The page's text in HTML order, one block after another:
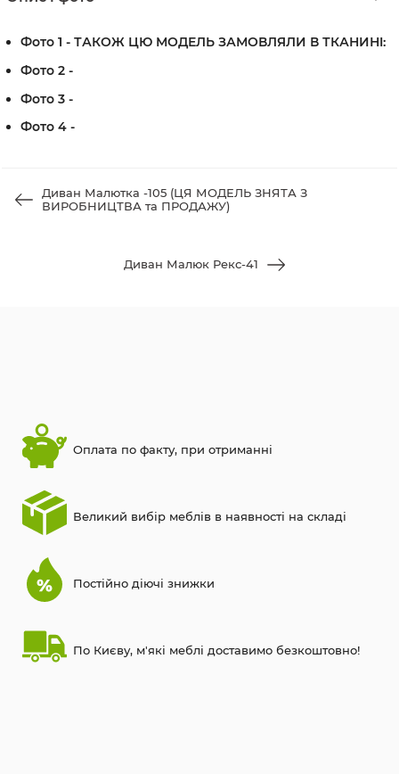
Фото 1 - ТАКОЖ ЦЮ МОДЕЛЬ ЗАМОВЛЯЛИ В ТКАНИНI:
Фото 2 -
Фото 3 -
Фото 4 -
Диван Малютка -105 (ЦЯ МОДЕЛЬ ЗНЯТА З
ВИРОБНИЦТВА та ПРОДАЖУ)
Диван Малюк Рекс-41
Оплата по факту, при отриманні
Великий вибір меблів в наявності на складі
Постійно діючі знижки
По Києву, м'які меблі доставимо безкоштовно!